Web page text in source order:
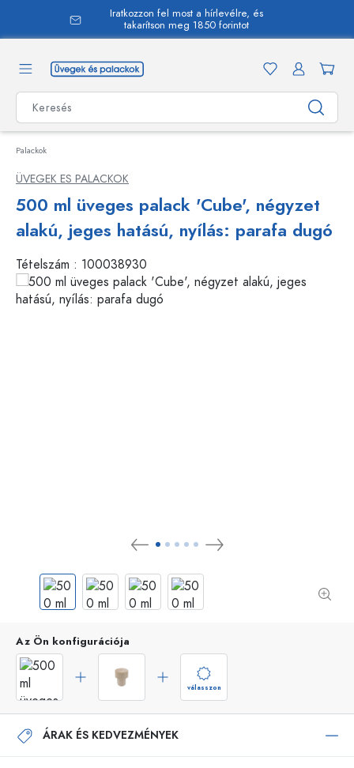
Iratkozzon fel most a hírlevélre, és
takarítson meg 1850 forintot
Palackok
ÜVEGEK ES PALACKOK
500 ml üveges palack 'Cube', négyzet
alakú, jeges hatású, nyílás: parafa dugó
Tételszám : 100038930
Az Ön konfigurációja
válasszon
ÁRAK ÉS KEDVEZMÉNYEK